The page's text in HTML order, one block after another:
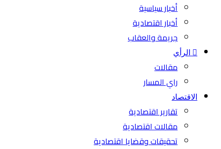
أخبار سياسية
أخبار اقتصادية
جريمة والعقاب
الرأي
مقالات
راي المسار
الاقتصاد
تقارير اقتصادية
مقالات اقتصادية
تحقيقات وقضايا اقتصادية